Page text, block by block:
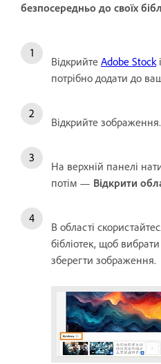
безпосередньо до своїх
Відкрийте Adobe Stock
потрібно додати до
Відкрийте зображення.
На верхній панелі
потім — Відкрити
В області
бібліотек, щоб вибрати
зберегти зображення.